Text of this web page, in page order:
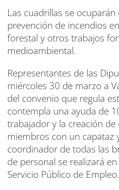
Las cuadrillas se
prevención de incendios
forestal y otros trabajos
medioambiental.
Representantes de las
miércoles 30 de marzo a
del convenio que regula
contempla una ayuda de
trabajador y la creación de
miembros con un capataz
coordinador de todas las
de personal se realizará
Servicio Público de Empleo.